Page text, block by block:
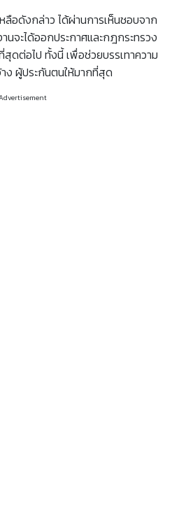
ลือดังกล่าว ได้ผ่านการเห็นชอบจาก
นจะได้ออกประกาศและกฎกระทรวง
สุดต่อไป ทั้งนี้ เพื่อช่วยบรรเทาความ
ง ผู้ประกันตนให้มากที่สุด